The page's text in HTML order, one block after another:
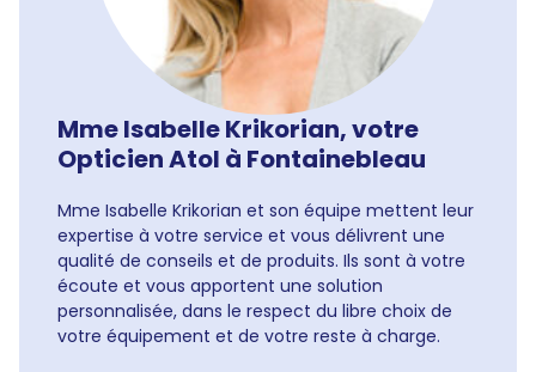
Mme Isabelle Krikorian, votre
Opticien Atol à Fontainebleau
Mme Isabelle Krikorian et son équipe mettent leur
expertise à votre service et vous délivrent une
qualité de conseils et de produits. Ils sont à votre
écoute et vous apportent une solution
personnalisée, dans le respect du libre choix de
votre équipement et de votre reste à charge.